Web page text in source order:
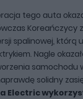
tego auta
Koreańczycy
spalinowej, którą
Nagle
samochodu
solidny
Electric